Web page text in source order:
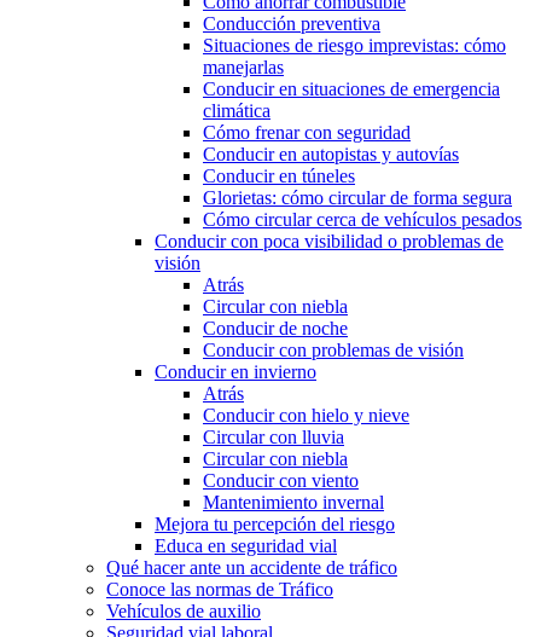
Conducción preventiva
Situaciones de riesgo imprevistas: cómo
manejarlas
Conducir en situaciones de emergencia
climática
Cómo frenar con seguridad
Conducir en autopistas y autovías
Conducir en túneles
Glorietas: cómo circular de forma segura
Cómo circular cerca de vehículos pesados
Conducir con poca visibilidad o problemas de
visión
Atrás
Circular con niebla
Conducir de noche
Conducir con problemas de visión
Conducir en invierno
Atrás
Conducir con hielo y nieve
Circular con lluvia
Circular con niebla
Conducir con viento
Mantenimiento invernal
Mejora tu percepción del riesgo
Educa en seguridad vial
Qué hacer ante un accidente de tráfico
Conoce las normas de Tráfico
Vehículos de auxilio